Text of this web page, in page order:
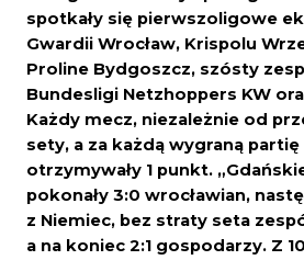
spotkały się pierwszoligowe
Gwardii Wrocław, Krispolu
Proline Bydgoszcz, szósty
Bundesligi Netzhoppers KW
Każdy mecz, niezależnie od
sety, a za każdą wygraną
otrzymywały 1 punkt.
pokonały 3:0 wrocławian,
z Niemiec, bez straty seta
a na koniec 2:1 gospodarzy. Z